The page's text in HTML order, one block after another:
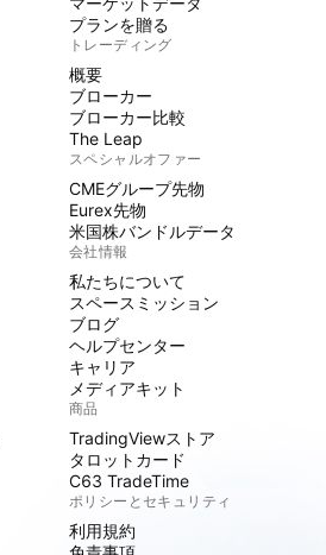
プランを贈る
トレーディング
概要
ブローカー
ブローカー比較
The Leap
スペシャルオファー
CMEグループ先物
Eurex先物
米国株バンドルデータ
会社情報
私たちについて
スペースミッション
ブログ
ヘルプセンター
キャリア
メディアキット
商品
TradingViewストア
タロットカード
C63 TradeTime
ポリシーとセキュリティ
利用規約